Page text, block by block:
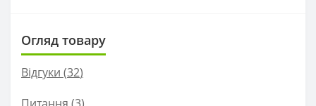
Огляд товару
Відгуки (32)